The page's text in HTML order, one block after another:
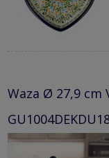
Waza Ø 27,9 cm